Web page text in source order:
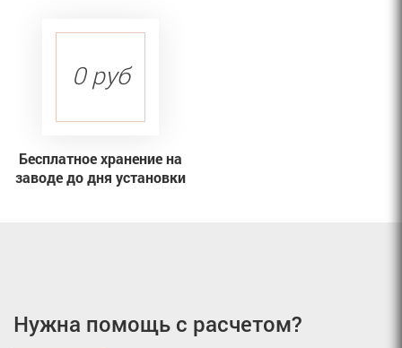
0 руб
Бесплатное хранение на
заводе до дня установки
Нужна помощь с расчетом?